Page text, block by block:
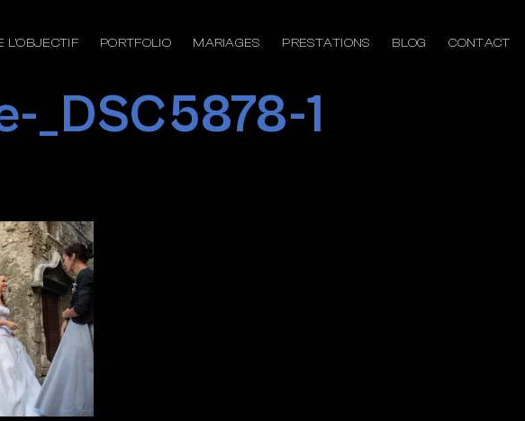
L’OBJECTIF PORTFOLIO MARIAGES PRESTATIONS BLOG CONTACT
_DSC5878-1